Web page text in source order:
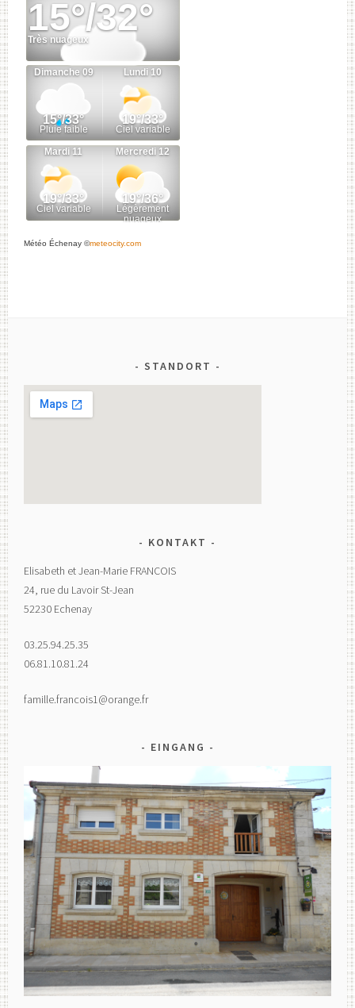
Météo Échenay ©meteocity.com
STANDORT
KONTAKT
Elisabeth et Jean-Marie FRANCOIS
24, rue du Lavoir St-Jean
52230 Echenay
03.25.94.25.35
06.81.10.81.24
famille.francois1@orange.fr
EINGANG